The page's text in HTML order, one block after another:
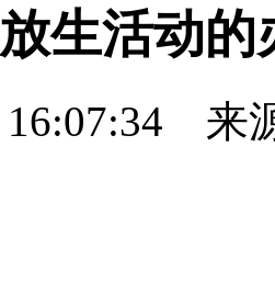
生活动的
16:07:34